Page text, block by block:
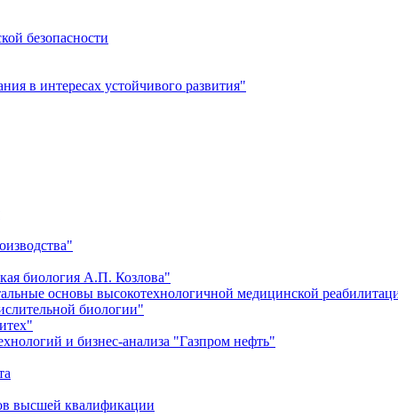
безопасности
в интересах устойчивого развития"
биология А.П. Козлова"
основы высокотехнологичной медицинской
биологии"
и бизнес-анализа "Газпром нефть"
высшей квалификации